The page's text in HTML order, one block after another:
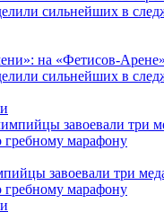
на «Фетисов-
сильнейших в
завоевали три
гребному марафону